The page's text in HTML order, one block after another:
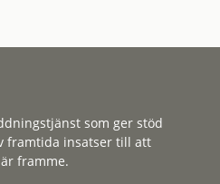
som ger stöd
framtida insatser till att
framme.